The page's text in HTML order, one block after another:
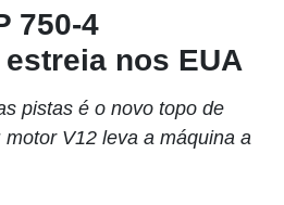
750-4
nos EUA
pistas é o novo topo de
V12 leva a máquina a